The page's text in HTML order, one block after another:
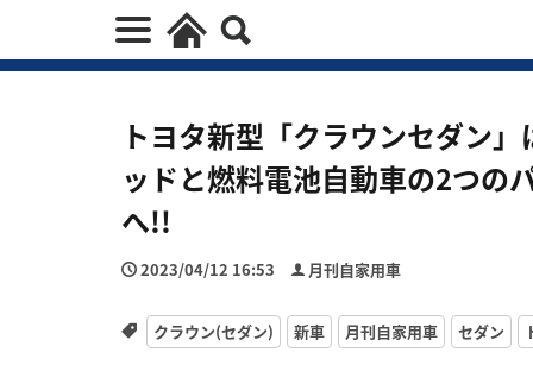
トヨタ新型「クラウンセダン
ッドと燃料電池自動車の2つの
へ!!
2023/04/12 16:53 月刊自家用車
クラウン(セダン) 新車 月刊自家用車 セダン